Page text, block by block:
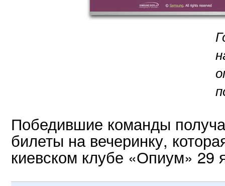
Победившие команды
билеты на вечеринку,
киевском клубе «Опиум» 29